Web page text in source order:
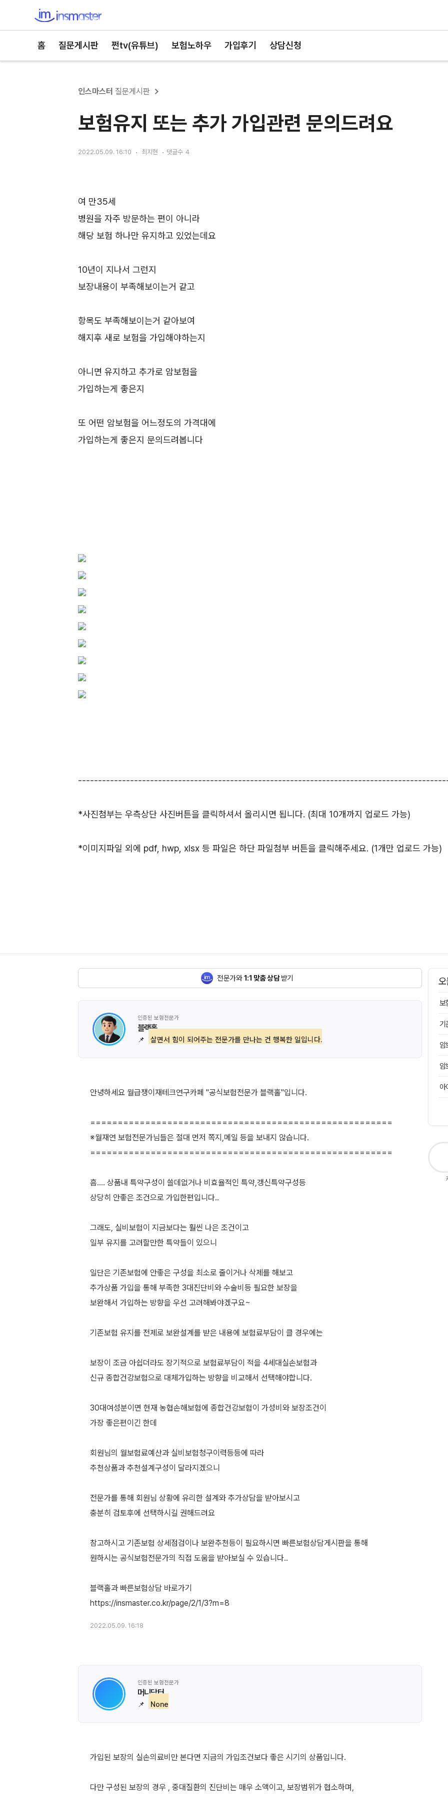
홈 질문게시판 쩐tv(유튜브) 보험노하우 가입후기 상담신청
인스마스터 질문게시판
보험유지 또는 추가 가입관련 문의드려요
2022.05.09. 16:10 최지현 댓글수 4
여 만35세
병원을 자주 방문하는 편이 아니라
해당 보험 하나만 유지하고 있었는데요
10년이 지나서 그런지
보장내용이 부족해보이는거 같고
항목도 부족해보이는거 같아보여
해지후 새로 보험을 가입해야하는지
아니면 유지하고 추가로 암보험을
가입하는게 좋은지
또 어떤 암보험을 어느정도의 가격대에
가입하는게 좋은지 문의드려봅니다
*사진첨부는 우측상단 사진버튼을 클릭하셔서 올리시면 됩니다. (최대 10개까지 업로드 가능)
*이미지파일 외에 pdf, hwp, xlsx 등 파일은 하단 파일첨부 버튼을 클릭해주세요. (1개만 업로드 가능)
전문가와1:1 맞춤 상담받기
인증된 보험전문가
블랙홀
📌 살면서 힘이 되어주는 전문가를 만나는 건 행복한 일입니다.
안녕하세요 월급쟁이재테크연구카페 "공식보험전문가 블랙홀"입니다.
=======================================================
※월재연 보험전문가님들은 절대 먼저 쪽지,메일 등을 보내지 않습니다.
=======================================================
흠.... 상품내 특약구성이 쓸데없거나 비효율적인 특약,갱신특약구성등
상당히 안좋은 조건으로 가입한편입니다..
그래도, 실비보험이 지금보다는 훨씬 나은 조건이고
일부 유지를 고려할만한 특약들이 있으니
일단은 기존보험에 안좋은 구성을 최소로 줄이거나 삭제를 해보고
추가상품 가입을 통해 부족한 3대진단비와 수술비등 필요한 보장을
보완해서 가입하는 방향을 우선 고려해봐야겠구요~
기존보험 유지를 전제로 보완설계를 받은 내용에 보험료부담이 클 경우에는
보장이 조금 아쉽더라도 장기적으로 보험료부담이 적을 4세대실손보험과
신규 종합건강보험으로 대체가입하는 방향을 비교해서 선택해야합니다.
30대여성분이면 현재 농협손해보험에 종합건강보험이 가성비와 보장조건이
가장 좋은편이긴 한데
회원님의 월보험료예산과 실비보험청구이력등등에 따라
추천상품과 추천설계구성이 달라지겠으니
전문가를 통해 회원님 상황에 유리한 설계와 추가상담을 받아보시고
충분히 검토후에 선택하시길 권해드려요
참고하시고 기존보험 상세점검이나 보완추천등이 필요하시면 빠른보험상담게시판을 통해
원하시는 공식보험전문가의 직접 도움을 받아보실 수 있습니다..
블랙홀과 빠른보험상담 바로가기
2022.05.09. 16:18
인증된 보험전문가
머니닥터
📌 None
가입된 보장의 실손의료비만 본다면 지금의 가입조건보다 좋은 시기의 상품입니다.
다만 구성된 보장의 경우 , 중대질환의 진단비는 매우 소액이고, 보장범위가 협소하며,
보
기
암
암
아